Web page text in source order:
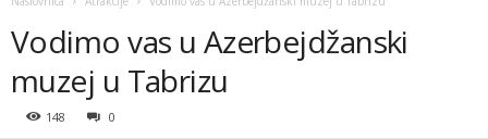
Vodimo vas u Azerbejdžanski
muzej u Tabrizu
148 0